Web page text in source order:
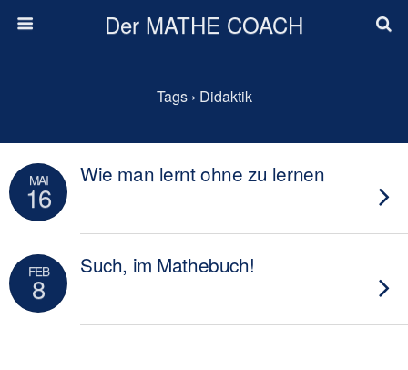
Der MATHE COACH
Tags › Didaktik
MAI
16
Wie man lernt ohne zu lernen
FEB
8
Such, im Mathebuch!